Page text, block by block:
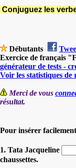
Conjuguez les
Débutants
Exercice de français
générateur de tests -
Voir les statistiques de
Merci de vous
résultat.
Pour insérer
1. Tata Jacqueline
chaussettes.